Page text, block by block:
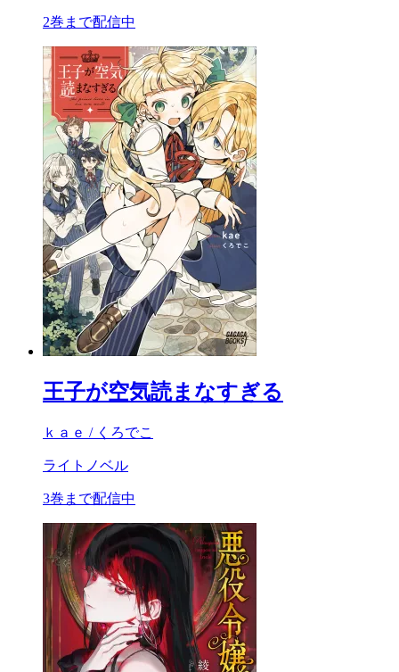
2巻まで配信中
王子が空気読まなすぎる
ｋａｅ / くろでこ
ライトノベル
3巻まで配信中